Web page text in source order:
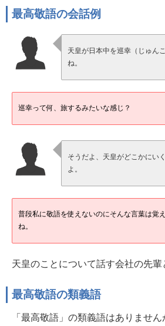
最高敬語の会話例
天皇が日本中を巡幸（じゅん
ね。
巡幸って何、旅するみたいな感じ？
そうだよ、天皇がどこかにい
よ。
普段私に敬語を使えないのにそんな言葉は覚
ね。
天皇のことについて話す会社の先輩
最高敬語の類義語
「最高敬語」の類義語はありませ